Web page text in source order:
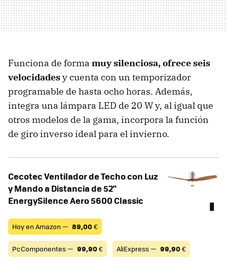
Funciona de forma muy silenciosa,ofrece seis
velocidadesy cuenta con un temporizador
programable de hasta ocho horas. Además,
integra una lámpara LED de 20 W y, al igual que
otros modelos de la gama, incorpora la función
de giro inverso ideal para el invierno.
Cecotec Ventilador de Techo con Luz
y Mando a Distancia de 52"
EnergySilence Aero 5600 Classic
Hoy en Amazon — 89,00€
PcComponentes — 99,90€ AliExpress — 99,90€